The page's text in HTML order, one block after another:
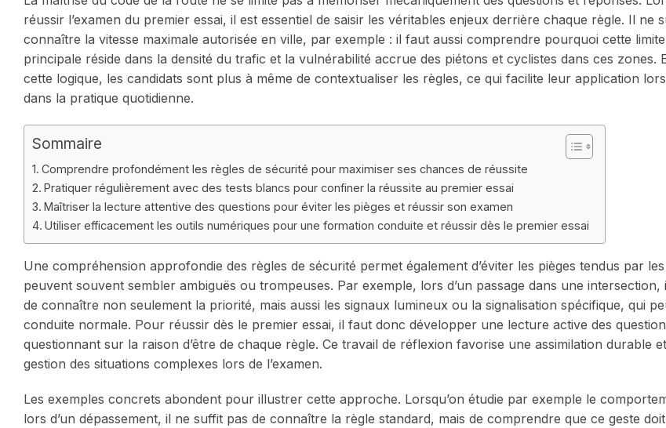
réussir l’examen du premier essai, il est essentiel de saisir les véritables enjeux derrière chaque règle. Il ne
connaître la vitesse maximale autorisée en ville, par exemple : il faut aussi comprendre pourquoi cette
principale réside dans la densité du trafic et la vulnérabilité accrue des piétons et cyclistes dans ces zones.
cette logique, les candidats sont plus à même de contextualiser les règles, ce qui facilite leur application
dans la pratique quotidienne.
Sommaire
Comprendre profondément les règles de sécurité pour maximiser ses chances de réussite
Pratiquer régulièrement avec des tests blancs pour confiner la réussite au premier essai
Maîtriser la lecture attentive des questions pour éviter les pièges et réussir son examen
Utiliser efficacement les outils numériques pour une formation conduite et réussir dès le premier essai
Une compréhension approfondie des règles de sécurité permet également d’éviter les pièges tendus par
peuvent souvent sembler ambiguës ou trompeuses. Par exemple, lors d’un passage dans une
de connaître non seulement la priorité, mais aussi les signaux lumineux ou la signalisation spécifique, qui
conduite normale. Pour réussir dès le premier essai, il faut donc développer une lecture active des
questionnant sur la raison d’être de chaque règle. Ce travail de réflexion favorise une assimilation durable
gestion des situations complexes lors de l’examen.
Les exemples concrets abondent pour illustrer cette approche. Lorsqu’on étudie par exemple le
lors d’un dépassement, il ne suffit pas de connaître la règle standard, mais de comprendre que ce geste